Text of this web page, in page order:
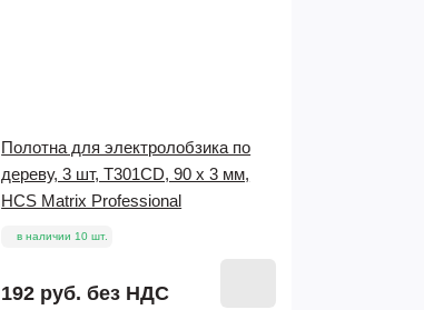
Полотна для электролобзика по
дереву, 3 шт, T301CD, 90 x 3 мм,
HCS Matrix Professional
в наличии 10 шт.
192 руб. без НДС